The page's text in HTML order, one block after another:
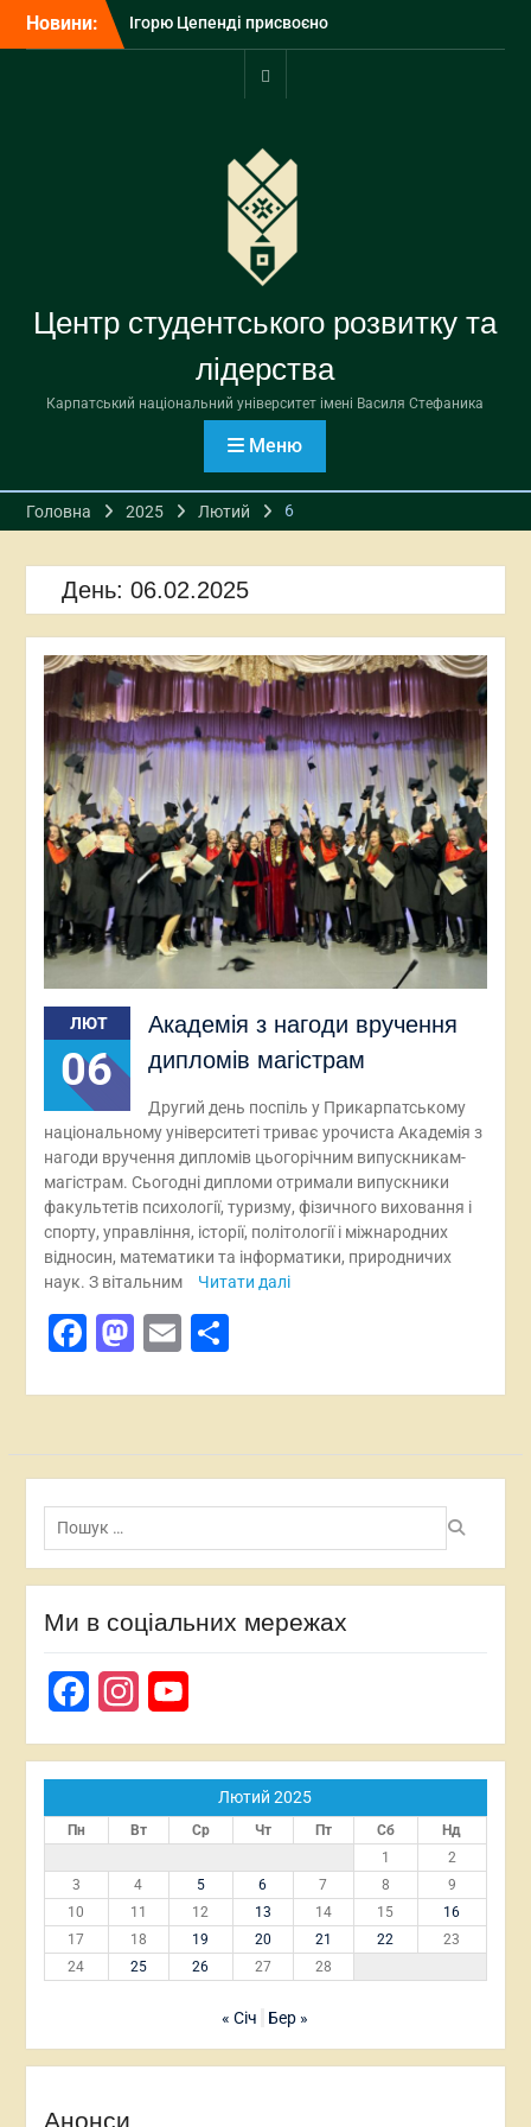
Новини:
Ігорю Цепенді присвоєно
почесне звання
«Заслужений діяч науки і
техніки України»
У Карпатському
університеті завершилося
вручення дипломів
Портал
Центр студентського розвитку та
лідерства
Карпатський національний університет імені Василя Стефаника
Меню
Головна 2025 Лютий 6
День: 06.02.2025
ЛЮТ
06
Академія з нагоди вручення
дипломів магістрам
Другий день поспіль у Прикарпатському
національному університеті триває урочиста Академія з
нагоди вручення дипломів цьогорічним випускникам-
магістрам. Сьогодні дипломи отримали випускники
факультетів психології, туризму, фізичного виховання і
спорту, управління, історії, політології і міжнародних
відносин, математики та інформатики, природничих
наук. З вітальним
Читати далі
Facebook
Mastodon
EmailПоділитися
Пошук:
Ми в соціальних мережах
FacebookInstagram
Лютий 2025
Пн Вт Ср Чт Пт Сб
Нд
1
2
3
4 5 6 7 8
9
10
11 12 13 14 15
16
17
18 19 20 21 22
23
24
25 26 27 28
« Січ Бер »
Анонси